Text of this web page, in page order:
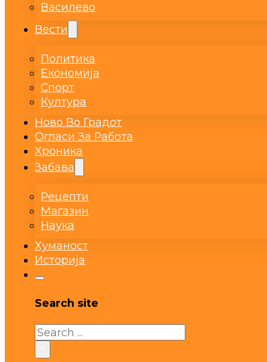
Василево
Вести
Политика
Економија
Спорт
Култура
Ново Во Градот
Огласи За Работа
Хроника
Забава
Рецепти
Магазин
Наука
Хуманост
Историја
Search site
Search